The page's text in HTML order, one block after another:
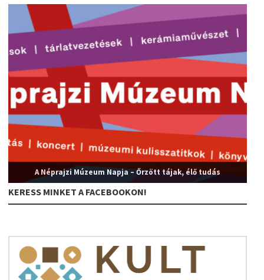
A Néprajzi Múzeum Napja – Őrzött tájak, élő tudás
KERESS MINKET A FACEBOOKON!